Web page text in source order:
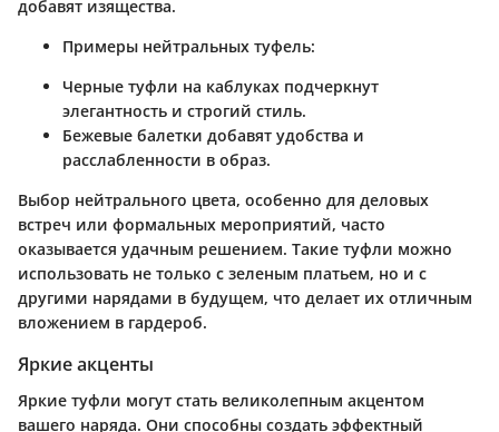
добавят изящества.
Примеры нейтральных туфель:
Черные туфли на каблуках подчеркнут
элегантность и строгий стиль.
Бежевые балетки добавят удобства и
расслабленности в образ.
Выбор нейтрального цвета, особенно для деловых
встреч или формальных мероприятий, часто
оказывается удачным решением. Такие туфли можно
использовать не только с зеленым платьем, но и с
другими нарядами в будущем, что делает их отличным
вложением в гардероб.
Яркие акценты
Яркие туфли могут стать великолепным акцентом
вашего наряда. Они способны создать эффектный